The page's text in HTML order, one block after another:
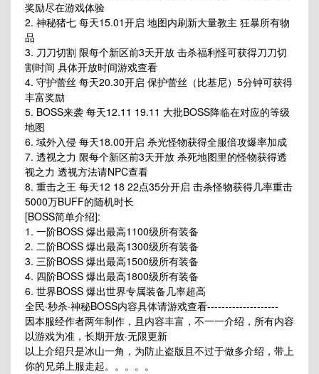
奖励尽在游戏体验
2. 神秘猪七 每天15.01开启 地图内刷新大量教主 狂暴所有物
品
3. 刀刀切割 限每个新区前3天开放 击杀福利怪可获得刀刀切
割时间 具体开放时间游戏查看
4. 守护蕾丝 每天20.30开启 保护蕾丝（比基尼）5分钟可获得
丰富奖励
5. BOSS来袭 每天12.11 19.11 大批BOSS降临在对应的等级
地图
6. 域外入侵 每天18.00开启 杀光怪物获得全服倍攻爆率加成
7. 透视之力 限每个新区前3天开放 杀死地图里的怪物获得透
视之力 透视方法请NPC查看
8. 重击之王 每天12 18 22点35分开启 击杀怪物获得几率重击
5000万BUFF的随机时长
[BOSS简单介绍]:
1. 一阶BOSS 爆出最高1100级所有装备
2. 二阶BOSS 爆出最高1300级所有装备
3. 三阶BOSS 爆出最高1500级所有装备
4. 四阶BOSS 爆出最高1800级所有装备
6. 世界BOSS 爆出世界专属装备几率超高
全民·秒杀·神秘BOSS内容具体请游戏查看--------------------
因本服经作者两年制作，且内容丰富，不一一介绍，所有内容
以游戏为准，长期开放·无限更新
以上介绍只是冰山一角，为防止盗版且不过于做多介绍，带上
你的兄弟上服走起。。。。。